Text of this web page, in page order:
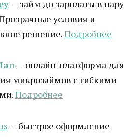
— займ до зарплаты в пару
условия и
решение.Подробнее
— онлайн-платформа для
микрозаймов с гибкими
Подробнее
— быстрое оформление